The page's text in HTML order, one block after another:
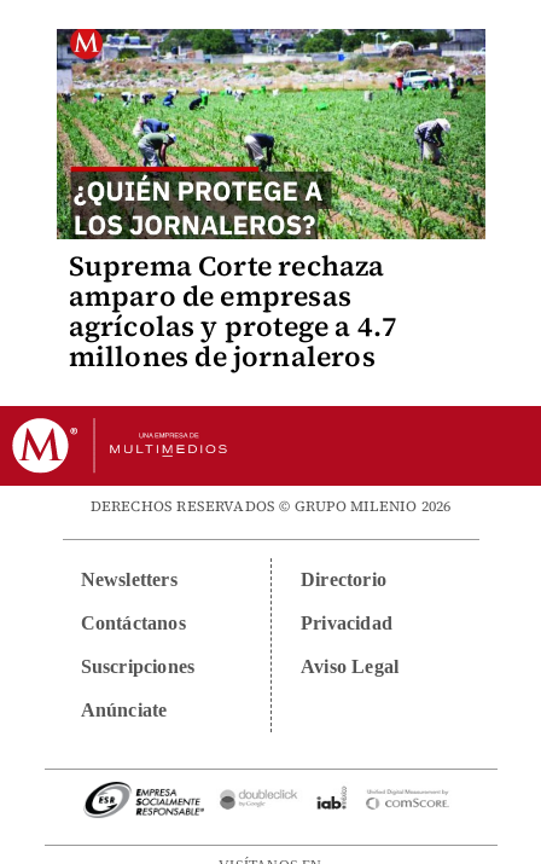
Suprema Corte rechaza
amparo de empresas
agrícolas y protege a 4.7
millones de jornaleros
DERECHOS RESERVADOS © GRUPO MILENIO 2026
Newsletters
Contáctanos
Suscripciones
Anúnciate
Directorio
Privacidad
Aviso Legal